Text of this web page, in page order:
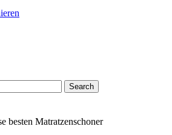
Search
besten Matratzenschoner